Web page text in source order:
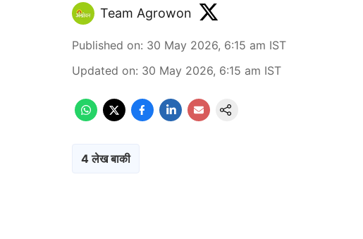
Team Agrowon
Published on: 30 May 2026, 6:15 am IST
Updated on: 30 May 2026, 6:15 am IST
4 लेख बाकी